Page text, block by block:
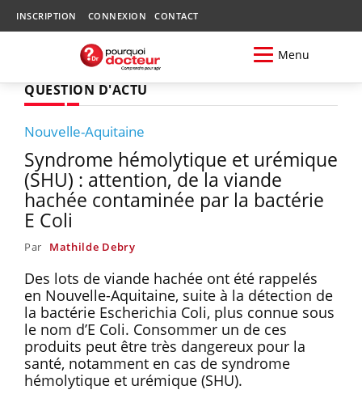
INSCRIPTION CONNEXION CONTACT
Menu
QUESTION D'ACTU
Nouvelle-Aquitaine
Syndrome hémolytique et urémique
(SHU) : attention, de la viande
hachée contaminée par la bactérie
E Coli
Par Mathilde Debry
Des lots de viande hachée ont été rappelés
en Nouvelle-Aquitaine, suite à la détection de
la bactérie Escherichia Coli, plus connue sous
le nom d’E Coli. Consommer un de ces
produits peut être très dangereux pour la
santé, notamment en cas de syndrome
hémolytique et urémique (SHU).